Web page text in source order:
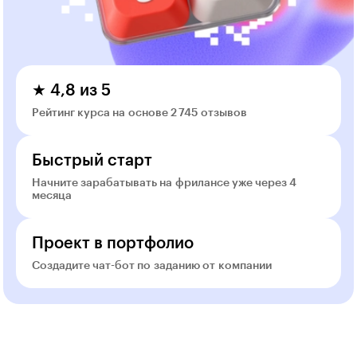
★ 4,8 из 5
Рейтинг курса на основе 2 745 отзывов
Быстрый старт
Начните зарабатывать на фрилансе уже через 4
месяца
Проект в портфолио
Создадите чат-бот по заданию от компании